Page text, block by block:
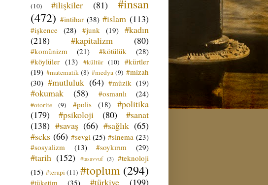
(10)
#ilişkiler (81)
#insan
(472) #intihar (38) #islam (113)
#işkence (28) #junk (19) #kadın
(218)
#kapitalizm (80)
#komünizm (21) #kötülük
(28)
#köylüler (13) #kültür (10)
#kürtler
(19) #matematik (8) #medya (9) #mizah
(30) #mutluluk (64) #müzik (19)
#okumak (58) #osmanlı (24)
#otorite (9) #polis (18)
#politika
(179)
#psikoloji (80)
#sanat
(138) #savaş (66) #sağlık (65)
#seks (66) #sevgi (25) #sinema (23)
#sosyalizm
(13) #soykırım (29)
#tarih (152) #tasavvuf (3) #teknoloji
(15) #terapi (11) #toplum (294)
#tüketim (35) #türkiye (199)